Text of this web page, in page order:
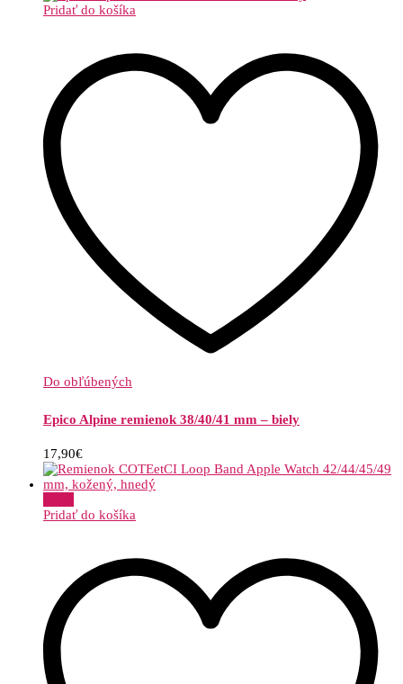
Pridať do košíka
Do obľúbených
Epico Alpine remienok 38/40/41 mm – biely
17,90€
Pridať do košíka